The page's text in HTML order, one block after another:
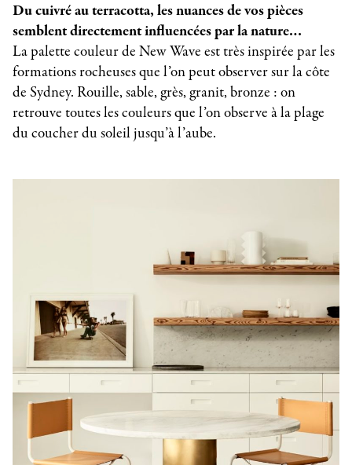
Du cuivré au terracotta, les nuances de vos pièces
semblent directement influencées par la nature…
La palette couleur de New Wave est très inspirée par les
formations rocheuses que l’on peut observer sur la côte
de Sydney. Rouille, sable, grès, granit, bronze : on
retrouve toutes les couleurs que l’on observe à la plage
du coucher du soleil jusqu’à l’aube.